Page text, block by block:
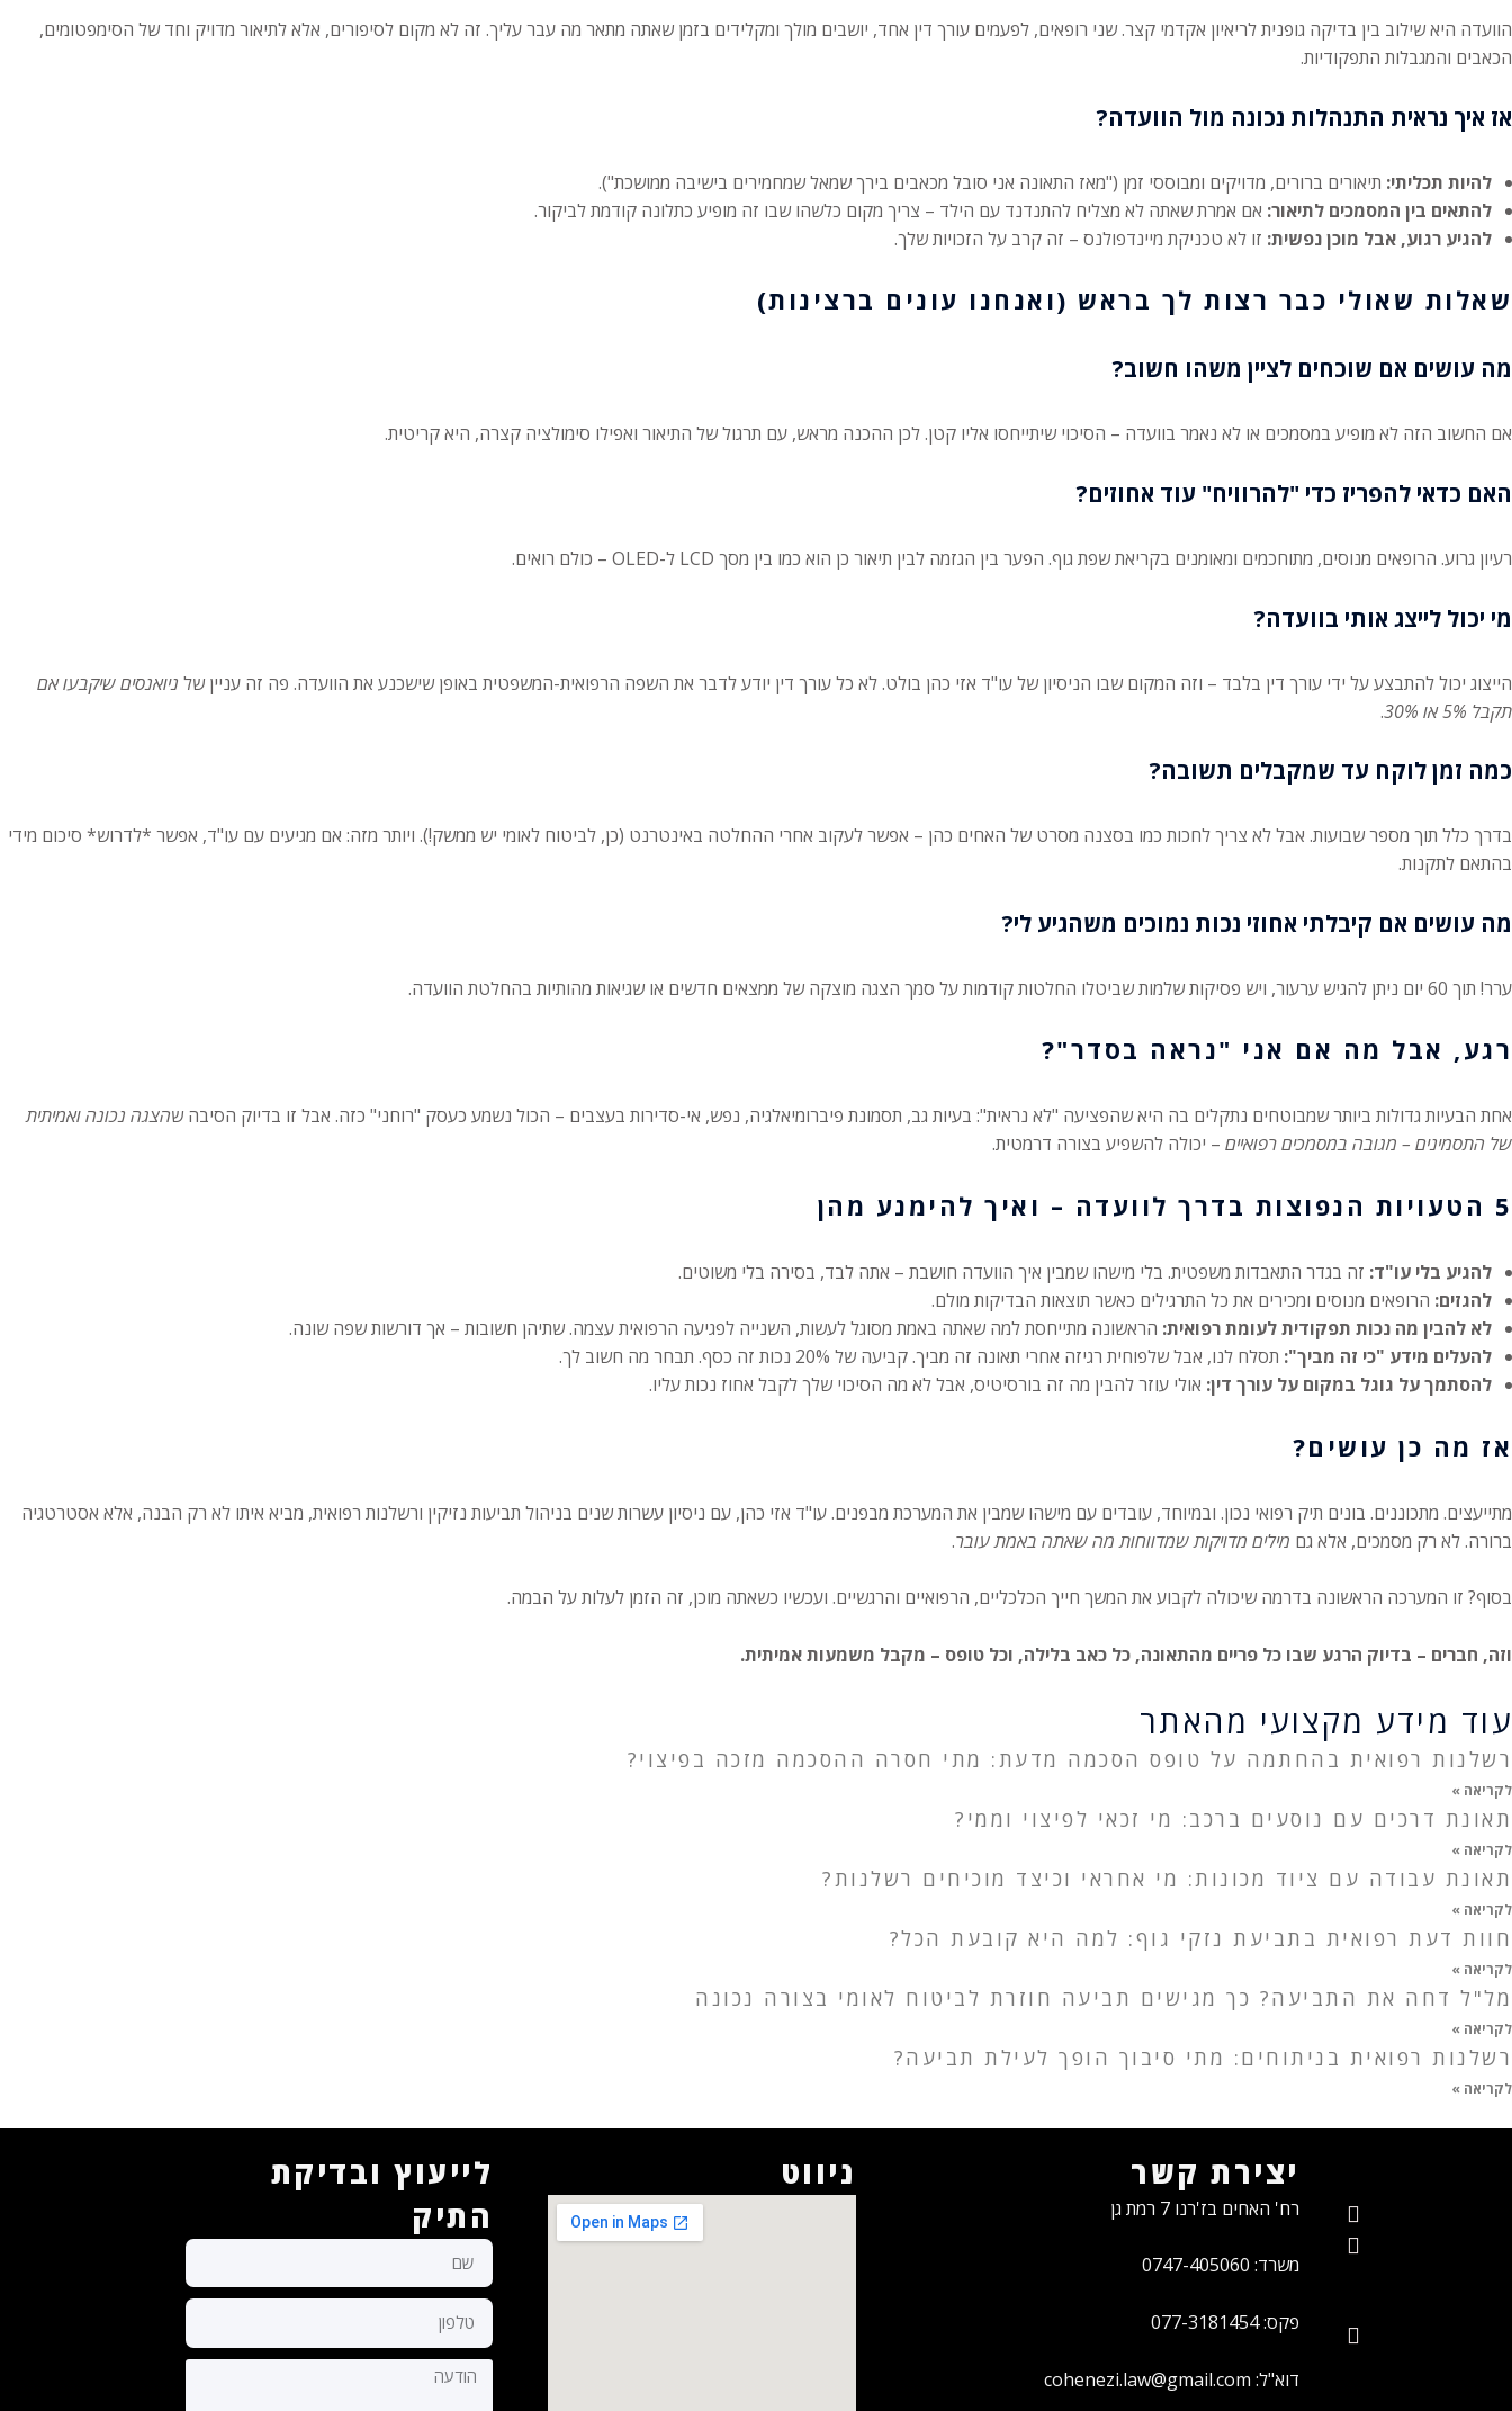
הוועדה היא שילוב בין בדיקה גופנית לריאיון אקדמי קצר. שני רופאים, לפעמים עורך דין אחד, יושבים מולך ומקלידים בזמן שאתה מתאר מה עבר עליך. זה לא מקום לסיפורים, אלא לתיאור מדויק וחד של הסימפטומים,
הכאבים והמגבלות התפקודיות.
אז איך נראית התנהלות נכונה מול הוועדה?
להיות תכליתי: תיאורים ברורים, מדויקים ומבוססי זמן ("מאז התאונה אני סובל מכאבים בירך שמאל שמחמירים בישיבה ממושכת").
להתאים בין המסמכים לתיאור: אם אמרת שאתה לא מצליח להתנדנד עם הילד – צריך מקום כלשהו שבו זה מופיע כתלונה קודמת לביקור.
להגיע רגוע, אבל מוכן נפשית: זו לא טכניקת מיינדפולנס – זה קרב על הזכויות שלך.
שאלות שאולי כבר רצות לך בראש (ואנחנו עונים ברצינות)
מה עושים אם שוכחים לציין משהו חשוב?
אם החשוב הזה לא מופיע במסמכים או לא נאמר בוועדה – הסיכוי שיתייחסו אליו קטן. לכן ההכנה מראש, עם תרגול של התיאור ואפילו סימולציה קצרה, היא קריטית.
האם כדאי להפריז כדי "להרוויח" עוד אחוזים?
רעיון גרוע. הרופאים מנוסים, מתוחכמים ומאומנים בקריאת שפת גוף. הפער בין הגזמה לבין תיאור כן הוא כמו בין מסך LCD ל-OLED – כולם רואים.
מי יכול לייצג אותי בוועדה?
הייצוג יכול להתבצע על ידי עורך דין בלבד – וזה המקום שבו הניסיון של עו"ד אזי כהן בולט. לא כל עורך דין יודע לדבר את השפה הרפואית-המשפטית באופן שישכנע את הוועדה. פה זה עניין של ניואנסים שיקבעו אם
תקבל 5% או 30%
.
כמה זמן לוקח עד שמקבלים תשובה?
בדרך כלל תוך מספר שבועות. אבל לא צריך לחכות כמו בסצנה מסרט של האחים כהן – אפשר לעקוב אחרי ההחלטה באינטרנט (כן, לביטוח לאומי יש ממשק!). ויותר מזה: אם מגיעים עם עו"ד, אפשר *לדרוש* סיכום מידי
בהתאם לתקנות.
מה עושים אם קיבלתי אחוזי נכות נמוכים משהגיע לי?
ערר! תוך 60 יום ניתן להגיש ערעור, ויש פסיקות שלמות שביטלו החלטות קודמות על סמך הצגה מוצקה של ממצאים חדשים או שגיאות מהותיות בהחלטת הוועדה.
רגע, אבל מה אם אני "נראה בסדר"?
אחת הבעיות גדולות ביותר שמבוטחים נתקלים בה היא שהפציעה "לא נראית": בעיות גב, תסמונת פיברומיאלגיה, נפש, אי-סדירות בעצבים – הכול נשמע כעסק "רוחני" כזה. אבל זו בדיוק הסיבה שהצגה נכונה ואמיתית
של התסמינים – מגובה במסמכים רפואיים – יכולה להשפיע בצורה דרמטית.
5 הטעויות הנפוצות בדרך לוועדה – ואיך להימנע מהן
להגיע בלי עו"ד: זה בגדר התאבדות משפטית. בלי מישהו שמבין איך הוועדה חושבת – אתה לבד, בסירה בלי משוטים.
להגזים: הרופאים מנוסים ומכירים את כל התרגילים כאשר תוצאות הבדיקות מולם.
לא להבין מה נכות תפקודית לעומת רפואית: הראשונה מתייחסת למה שאתה באמת מסוגל לעשות, השנייה לפגיעה הרפואית עצמה. שתיהן חשובות – אך דורשות שפה שונה.
להעלים מידע "כי זה מביך": תסלח לנו, אבל שלפוחית רגיזה אחרי תאונה זה מביך. קביעה של 20% נכות זה כסף. תבחר מה חשוב לך.
להסתמך על גוגל במקום על עורך דין: אולי עוזר להבין מה זה בורסיטיס, אבל לא מה הסיכוי שלך לקבל אחוז נכות עליו.
אז מה כן עושים?
מתייעצים. מתכוננים. בונים תיק רפואי נכון. ובמיוחד, עובדים עם מישהו שמבין את המערכת מבפנים. עו"ד אזי כהן, עם ניסיון עשרות שנים בניהול תביעות נזיקין ורשלנות רפואית, מביא איתו לא רק הבנה, אלא אסטרטגיה
ברורה. לא רק מסמכים, אלא גם מילים מדויקות שמדווחות מה שאתה באמת עובר.
בסוף? זו המערכה הראשונה בדרמה שיכולה לקבוע את המשך חייך הכלכליים, הרפואיים והרגשיים. ועכשיו כשאתה מוכן, זה הזמן לעלות על הבמה.
וזה, חברים – בדיוק הרגע שבו כל פריים מהתאונה, כל כאב בלילה, וכל טופס – מקבל משמעות אמיתית.
עוד מידע מקצועי מהאתר
רשלנות רפואית בהחתמה על טופס הסכמה מדעת: מתי חסרה ההסכמה מזכה בפיצוי?
לקריאה »
תאונת דרכים עם נוסעים ברכב: מי זכאי לפיצוי וממי?
לקריאה »
תאונת עבודה עם ציוד מכונות: מי אחראי וכיצד מוכיחים רשלנות?
לקריאה »
חוות דעת רפואית בתביעת נזקי גוף: למה היא קובעת הכל?
לקריאה »
מל"ל דחה את התביעה? כך מגישים תביעה חוזרת לביטוח לאומי בצורה נכונה
לקריאה »
רשלנות רפואית בניתוחים: מתי סיבוך הופך לעילת תביעה?
לקריאה »
יצירת קשר
רח' האחים בז'רנו 7 רמת גן
משרד: 0747-405060
פקס: 077-3181454
דוא"ל: cohenezi.law@gmail.com
ניווט
לייעוץ ובדיקת
התיק